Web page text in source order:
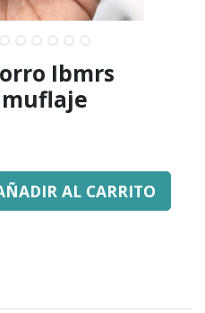
Ibmrs
AL CARRITO